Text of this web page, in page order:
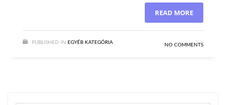
READ MORE
PUBLISHED IN EGYÉB KATEGÓRIA NO COMMENTS